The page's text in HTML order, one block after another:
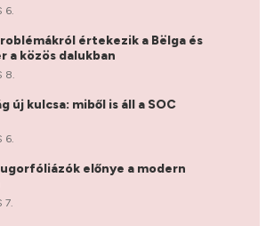
6.
értekezik a Bëlga és
a közös dalukban
8.
új kulcsa: miből is áll a SOC
6.
előnye a modern
7.